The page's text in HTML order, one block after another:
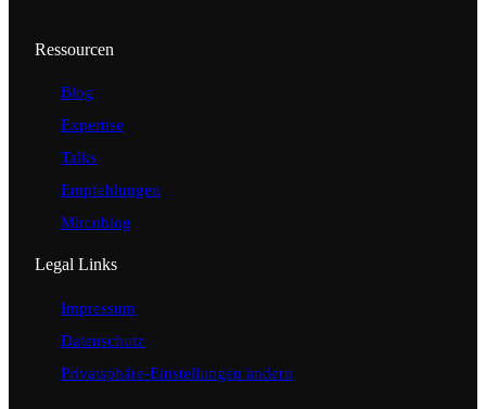
Ressourcen
Blog
Expertise
Talks
Empfehlungen
Mircoblog
Legal Links
Impressum
Datenschutz
Privatsphäre-Einstellungen ändern